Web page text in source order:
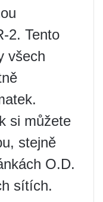
2. Tento
všech
si můžete
stejně
O.D.
sítích.